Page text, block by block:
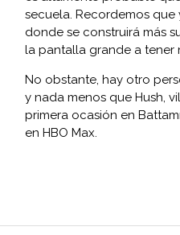
secuela. Recordemos que
donde se construirá más
la pantalla grande a tener
No obstante, hay otro
y nada menos que Hush,
primera ocasión en
en HBO Max.